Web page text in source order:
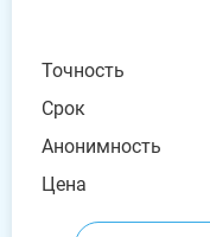
Точность
Срок
Анонимность
Цена